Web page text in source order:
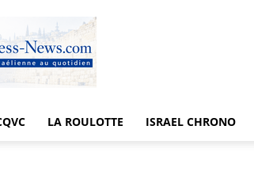
LA ROULOTTE ISRAEL CHRONO